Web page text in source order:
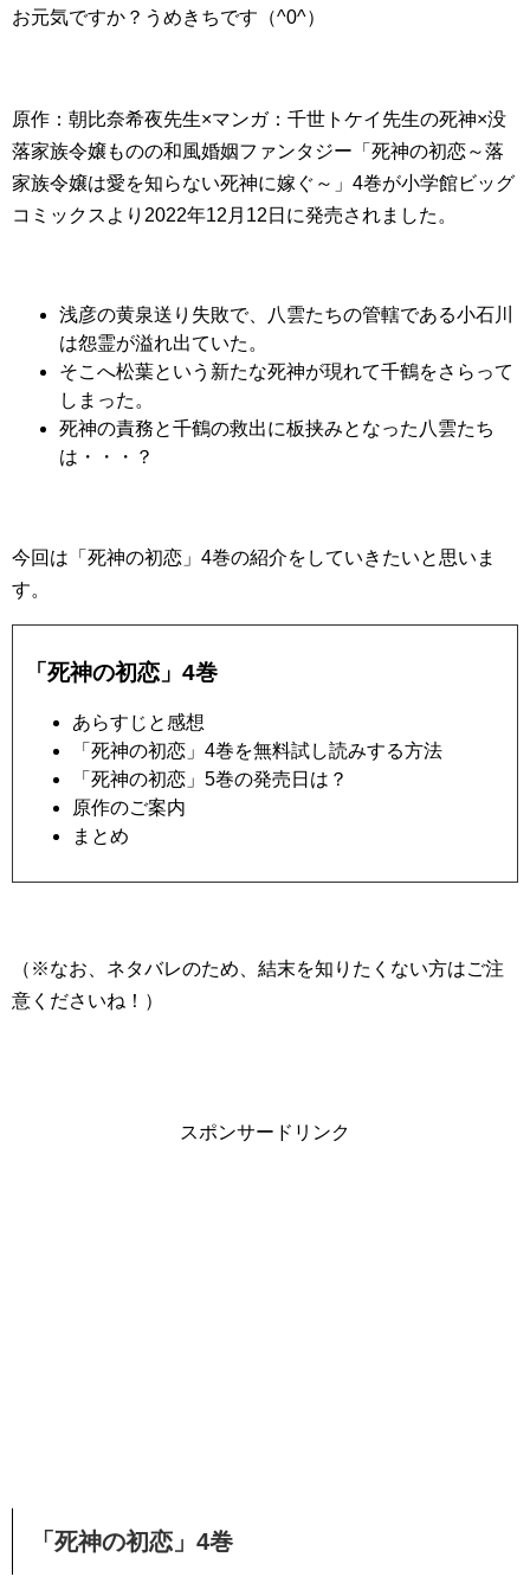
お元気ですか？うめきちです（^0^）
原作：朝比奈希夜先生×マンガ：千世トケイ先生の死神×没
落家族令嬢ものの和風婚姻ファンタジー「死神の初恋～落
家族令嬢は愛を知らない死神に嫁ぐ～」4巻が小学館ビッグ
コミックスより2022年12月12日に発売されました。
浅彦の黄泉送り失敗で、八雲たちの管轄である小石川
は怨霊が溢れ出ていた。
そこへ松葉という新たな死神が現れて千鶴をさらって
しまった。
死神の責務と千鶴の救出に板挟みとなった八雲たち
は・・・？
今回は「死神の初恋」4巻の紹介をしていきたいと思いま
す。
「死神の初恋」4巻
あらすじと感想
「死神の初恋」4巻を無料試し読みする方法
「死神の初恋」5巻の発売日は？
原作のご案内
まとめ
（※なお、ネタバレのため、結末を知りたくない方はご注
意くださいね！）
スポンサードリンク
「死神の初恋」4巻